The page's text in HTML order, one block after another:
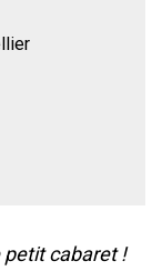
petit cabaret !